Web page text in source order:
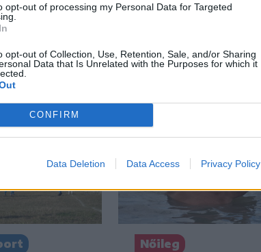
opt-out of processing my Personal Data for Targeted
opt-out of Collection, Use, Retention, Sale, and/or Sharing
Data that Is Unrelated with the Purposes for which it
CONFIRM
Data Deletion Data Access Privacy Policy
ért a
román és a magyar
Nőileg